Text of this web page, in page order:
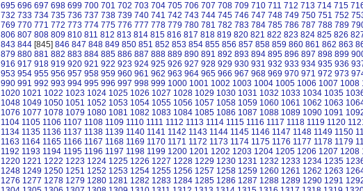
695 696 697 698 699 700 701 702 703 704 705 706 707 708 709 710 711 712 713 714 715
732 733 734 735 736 737 738 739 740 741 742 743 744 745 746 747 748 749 750 751 752
769 770 771 772 773 774 775 776 777 778 779 780 781 782 783 784 785 786 787 788 789
806 807 808 809 810 811 812 813 814 815 816 817 818 819 820 821 822 823 824 825 826
843 844 [845] 846 847 848 849 850 851 852 853 854 855 856 857 858 859 860 861 862 863
879 880 881 882 883 884 885 886 887 888 889 890 891 892 893 894 895 896 897 898 899
916 917 918 919 920 921 922 923 924 925 926 927 928 929 930 931 932 933 934 935 936
953 954 955 956 957 958 959 960 961 962 963 964 965 966 967 968 969 970 971 972 973
990 991 992 993 994 995 996 997 998 999 1000 1001 1002 1003 1004 1005 1006 1007 1008
1020 1021 1022 1023 1024 1025 1026 1027 1028 1029 1030 1031 1032 1033 1034 1035
1048 1049 1050 1051 1052 1053 1054 1055 1056 1057 1058 1059 1060 1061 1062 1063
1076 1077 1078 1079 1080 1081 1082 1083 1084 1085 1086 1087 1088 1089 1090 1091
1104 1105 1106 1107 1108 1109 1110 1111 1112 1113 1114 1115 1116 1117 1118 1119 1120
1134 1135 1136 1137 1138 1139 1140 1141 1142 1143 1144 1145 1146 1147 1148 1149 1150
1163 1164 1165 1166 1167 1168 1169 1170 1171 1172 1173 1174 1175 1176 1177 1178 1179
1192 1193 1194 1195 1196 1197 1198 1199 1200 1201 1202 1203 1204 1205 1206 1207 1208
1220 1221 1222 1223 1224 1225 1226 1227 1228 1229 1230 1231 1232 1233 1234 1235
1248 1249 1250 1251 1252 1253 1254 1255 1256 1257 1258 1259 1260 1261 1262 1263
1276 1277 1278 1279 1280 1281 1282 1283 1284 1285 1286 1287 1288 1289 1290 1291